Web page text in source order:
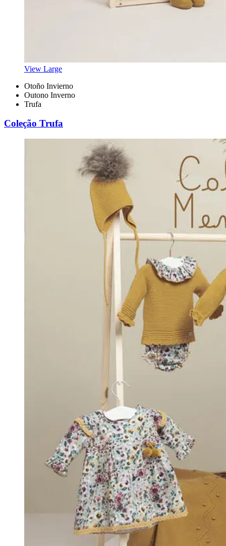
View Large
Otoño Invierno
Outono Inverno
Trufa
Coleção Trufa